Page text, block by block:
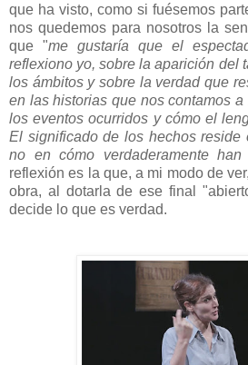
que ha visto, como si fuésemos
nos quedemos para nosotros la
que "me gustaría que el
reflexiono yo, sobre la aparición del
los ámbitos y sobre la verdad que
en las historias que nos contamos
los eventos ocurridos y cómo el
El significado de los hechos reside
no en cómo verdaderamente han
reflexión es la que, a mi modo de
obra, al dotarla de ese final
decide lo que es verdad.